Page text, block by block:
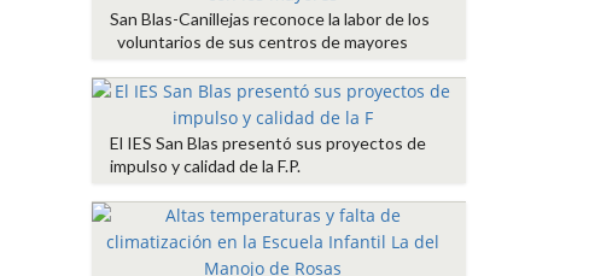
San Blas-Canillejas reconoce la labor de los
voluntarios de sus centros de mayores
El IES San Blas presentó sus proyectos de
impulso y calidad de la F.P.